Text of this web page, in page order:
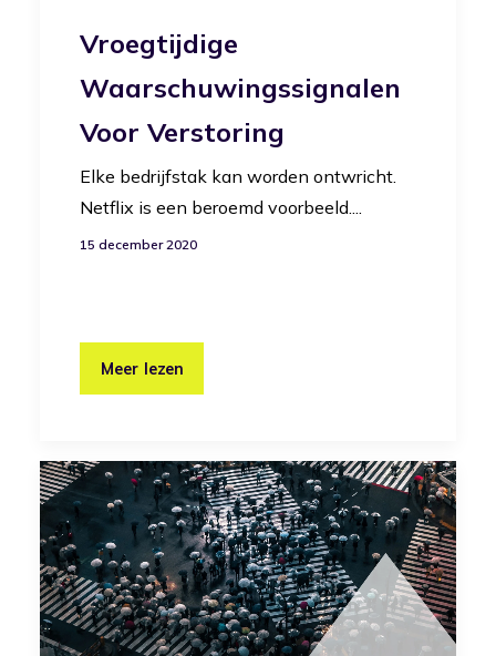
Vroegtijdige
Waarschuwingssignalen
Voor Verstoring
Elke bedrijfstak kan worden ontwricht.
Netflix is een beroemd voorbeeld....
15 december 2020
Meer lezen